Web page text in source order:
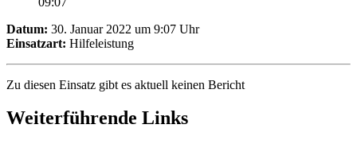
Datum: 30. Januar 2022 um 9:07 Uhr
Einsatzart: Hilfeleistung
Zu diesen Einsatz gibt es aktuell keinen Bericht
Weiterführende Links